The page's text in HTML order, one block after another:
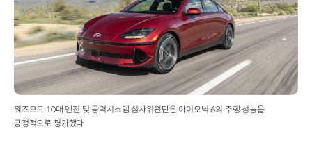
워즈오토 10대 엔진 및 동력시스템 심사위원단은 아이오닉 6의 주행 성능을
긍정적으로 평가했다